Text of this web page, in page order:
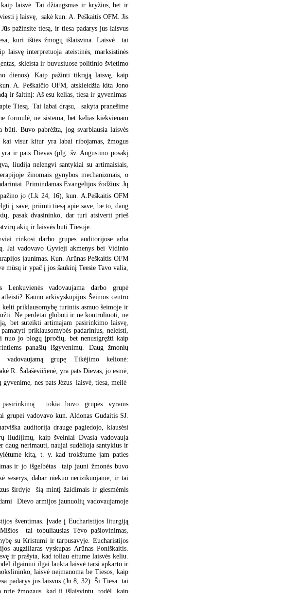
laisvė. Tai džiaugsmas ir kryžius, bet ir
į laisvę,  sakė kun. A. Peškaitis OFM. Jis
pažinsite tiesą, ir tiesa padarys jus laisvus
kuri išties žmogų išlaisvina. Laisvė  tai
laisvę interpretuoja ateistinės, marksistinės
skleista ir buvusiuose politinio švietimo
dienos). Kaip pažinti tikrąją laisvę, kaip
A. Peškaičio OFM, atskleidžia kita Jono
ir šaltinį: Aš esu kelias, tiesa ir gyvenimas 
Tiesą. Tai labai drąsu,  sakyta pranešime
formulė, ne sistema, bet kelias kiekvienam
būti. Buvo pabrėžta, jog svarbiausia laisvės
visur kitur yra labai ribojamas, žmogus
ir pats Dievas (plg. šv. Augustino posakį
liudija nelengvi santykiai su artimaisiais,
žinomais gynybos mechanizmais, o
Primindamas Evangelijos žodžius: Jų
jo (Lk 24, 16), kun. A.Peškaitis OFM
į save, priimti tiesą apie save; be to, daug
pasak dvasininko, dar turi atsiverti prieš
akių ir laisvės būti Tiesoje.
rinkosi darbo grupes auditorijose arba
vadovavo Gyvieji akmenys bei Vidinio
jaunimas. Kun. Arūnas Peškaitis OFM
mūsų ir ypač į jos šaukinį Teesie Tavo valia,
Lenkuvienės vadovaujama darbo grupė
Kauno arkivyskupijos Šeimos centro
priklausomybę turintis asmuo šeimoje ir
Ne perdėtai globoti ir ne kontroliuoti, ne
bet suteikti artimajam pasirinkimo laisvę,
priklausomybės padarinius, neleisti,
nuo jo blogų įpročių, bet nenusigręžti kaip
panašių išgyvenimų. Daug žmonių
grupę Tikėjimo kelionė:
R. Šalaševičienė, yra pats Dievas, jo esmė,
nes pats Jėzus  laisvė, tiesa, meilė 
pasirinkimą  tokia buvo grupės vyrams
grupei vadovavo kun. Aldonas Gudaitis SJ.
auditorija drauge pagiedojo, klausėsi
liudijimų, kaip švelniai Dvasia vadovauja
daug nerimauti, naujai sudėlioja santykius ir
kitą, t. y. kad trokštume jam paties
ir jo išgelbėtas  taip jauni žmonės buvo
seserys, dabar niekuo nerizikuojame, ir tai
širdyje  šią mintį žaidimais ir giesmėmis
Dievo armijos jaunuolių vadovaujamoje
šventimas. Įvade į Eucharistijos liturgiją
 tai tobuliausias Tėvo pašlovinimas,
su Kristumi ir tarpusavyje. Eucharistijos
augziliaras vyskupas Arūnas Poniškaitis.
ir prašyta, kad toliau eitume laisvės keliu.
ilgainiui ilgai laukta laisvė tarsi apkarto ir
laisvė neįmanoma be Tiesos, kaip
padarys jus laisvus (Jn 8, 32). Ši Tiesa  tai
prie žmogaus, kad jį išlaisvintų, todėl, kaip